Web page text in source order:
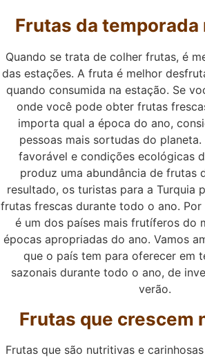
Frutas da temporada
Quando se trata de colher frutas, é
das estações. A fruta é melhor
quando consumida na estação. Se
onde você pode obter frutas
importa qual a época do ano,
pessoas mais sortudas do
favorável e condições ecológicas
produz uma abundância de frutas
resultado, os turistas para a Turquia
frutas frescas durante todo o ano. Por
é um dos países mais frutíferos do
épocas apropriadas do ano. Vamos
que o país tem para oferecer em
sazonais durante todo o ano, de
verão.
Frutas que crescem
Frutas que são nutritivas e